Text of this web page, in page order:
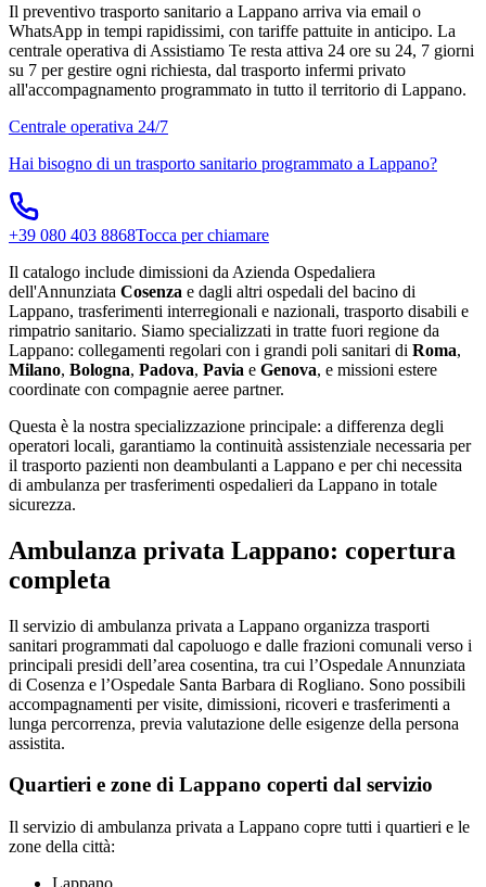
Il preventivo trasporto sanitario a Lappano arriva via email o
WhatsApp in tempi rapidissimi, con tariffe pattuite in anticipo. La
centrale operativa di Assistiamo Te resta attiva 24 ore su 24, 7 giorni
su 7 per gestire ogni richiesta, dal trasporto infermi privato
all'accompagnamento programmato in tutto il territorio di Lappano.
Centrale operativa 24/7
Hai bisogno di un trasporto sanitario programmato a Lappano?
+39 080 403 8868Tocca per chiamare
Il catalogo include dimissioni da Azienda Ospedaliera
dell'Annunziata Cosenza e dagli altri ospedali del bacino di
Lappano, trasferimenti interregionali e nazionali, trasporto disabili e
rimpatrio sanitario. Siamo specializzati in tratte fuori regione da
Lappano: collegamenti regolari con i grandi poli sanitari di Roma,
Milano, Bologna, Padova, Pavia e Genova, e missioni estere
coordinate con compagnie aeree partner.
Questa è la nostra specializzazione principale: a differenza degli
operatori locali, garantiamo la continuità assistenziale necessaria per
il trasporto pazienti non deambulanti a Lappano e per chi necessita
di ambulanza per trasferimenti ospedalieri da Lappano in totale
sicurezza.
Ambulanza privata Lappano: copertura
completa
Il servizio di ambulanza privata a Lappano organizza trasporti
sanitari programmati dal capoluogo e dalle frazioni comunali verso i
principali presidi dell’area cosentina, tra cui l’Ospedale Annunziata
di Cosenza e l’Ospedale Santa Barbara di Rogliano. Sono possibili
accompagnamenti per visite, dimissioni, ricoveri e trasferimenti a
lunga percorrenza, previa valutazione delle esigenze della persona
assistita.
Quartieri e zone di Lappano coperti dal servizio
Il servizio di ambulanza privata a Lappano copre tutti i quartieri e le
zone della città:
Lappano